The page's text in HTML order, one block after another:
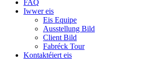
FAQ
Iwwer eis
Eis Equipe
Ausstellung Bild
Client Bild
Fabréck Tour
Kontaktéiert eis